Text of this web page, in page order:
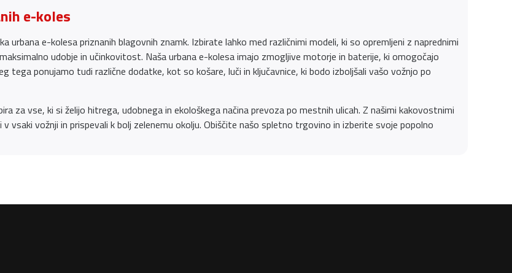
e-koles
urbana e-kolesa priznanih blagovnih znamk. Izbirate lahko med različnimi modeli, ki so opremljeni z naprednimi
udobje in učinkovitost. Naša urbana e-kolesa imajo zmogljive motorje in baterije, ki omogočajo
tega ponujamo tudi različne dodatke, kot so košare, luči in ključavnice, ki bodo izboljšali vašo vožnjo po
za vse, ki si želijo hitrega, udobnega in ekološkega načina prevoza po mestnih ulicah. Z našimi kakovostnimi
vsaki vožnji in prispevali k bolj zelenemu okolju. Obiščite našo spletno trgovino in izberite svoje popolno